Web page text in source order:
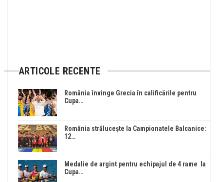
ARTICOLE RECENTE
România învinge Grecia în calificările pentru
Cupa…
România strălucește la Campionatele Balcanice:
12…
Medalie de argint pentru echipajul de 4 rame la
Cupa…